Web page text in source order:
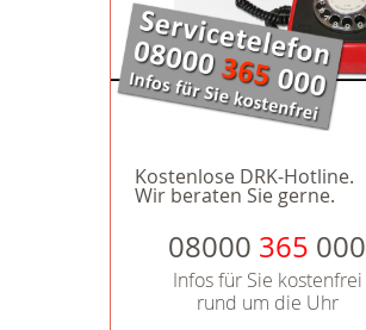
Kostenlose DRK-Hotline.
Wir beraten Sie gerne.
08000 365 000
Infos für Sie kostenfrei
rund um die Uhr